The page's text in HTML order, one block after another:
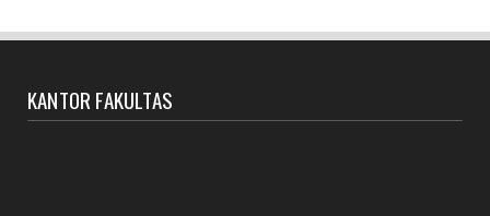
Seleksi Ju...
Cetak Calon Pemimpin yang berkarakter dan
KANTOR FAKULTAS